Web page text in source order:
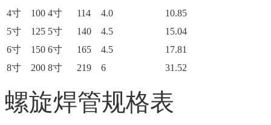
4寸
100 4寸 114 4.0
10.85
5寸
125 5寸 140 4.5
15.04
6寸
150 6寸 165 4.5
17.81
8寸
200 8寸 219 6 31.52
螺旋焊管规格表